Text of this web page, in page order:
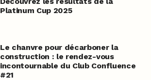
Platinum Cup 2025
Le chanvre pour décarboner la
construction : le rendez-vous
incontournable du Club Confluence
#21